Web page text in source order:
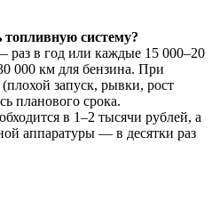
систему?
в год или каждые 15 000–20
000 км для бензина. При
запуск, рывки, рост
планового срока.
в 1–2 тысячи рублей, а
аппаратуры — в десятки раз